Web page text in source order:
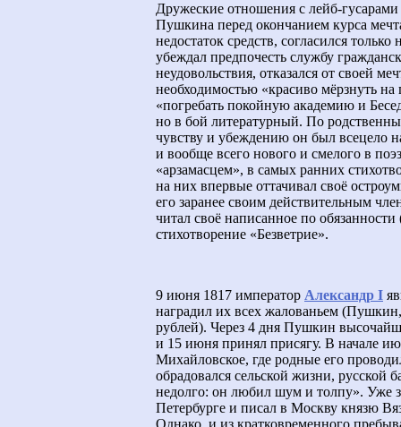
Дружеские отношения с лейб-
Пушкина перед окончанием курса
недостаток средств, согласился
убеждал предпочесть службу
неудовольствия, отказался от своей
необходимостью «красиво мёрзнуть
«погребать покойную академию и
но в бой литературный. По
чувству и убеждению он был всецело
и вообще всего нового и смелого в
«арзамасцем», в самых ранних
на них впервые оттачивал своё
его заранее своим действительным
читал своё написанное по
стихотворение «Безветрие».
9 июня 1817 император Александр I
наградил их всех жалованьем
рублей). Через 4 дня Пушкин
и 15 июня принял присягу. В начале
Михайловское, где родные его
обрадовался сельской жизни, русской
недолго: он любил шум и толпу». Уже
Петербурге и писал в Москву князю
Однако, и из кратковременного